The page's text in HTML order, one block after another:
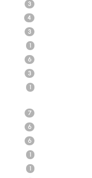
3
4
3
1
6
3
1
7
6
6
1
1